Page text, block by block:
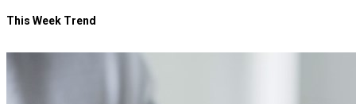
This Week Trend